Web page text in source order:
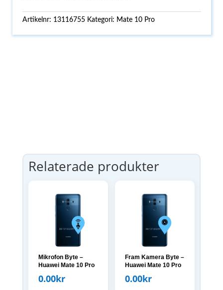
Artikelnr: 13116755 Kategori: Mate 10 Pro
Relaterade produkter
Mikrofon Byte –
Huawei Mate 10 Pro
0.00kr
Fram Kamera Byte –
Huawei Mate 10 Pro
0.00kr